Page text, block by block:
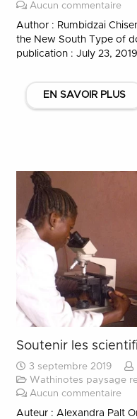
Aucun commentaire
Author : Rumbidzai
the New South Type of
publication : July 23,
EN SAVOIR PLUS
Soutenir les
3 septembre 2019
Wathinotes paysage
Aucun commentaire
Auteur : Alexandra Palt